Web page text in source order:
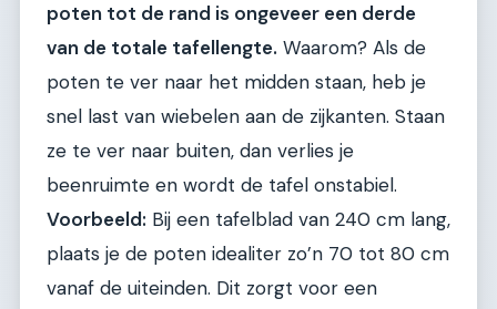
poten tot de rand is ongeveer een derde
van de totale tafellengte. Waarom? Als de
poten te ver naar het midden staan, heb je
snel last van wiebelen aan de zijkanten. Staan
ze te ver naar buiten, dan verlies je
beenruimte en wordt de tafel onstabiel.
Voorbeeld: Bij een tafelblad van 240 cm lang,
plaats je de poten idealiter zo’n 70 tot 80 cm
vanaf de uiteinden. Dit zorgt voor een